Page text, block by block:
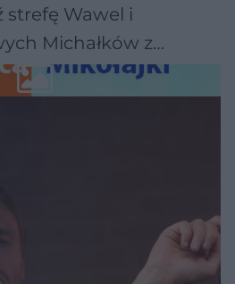
strefę Wawel i
Michałków z